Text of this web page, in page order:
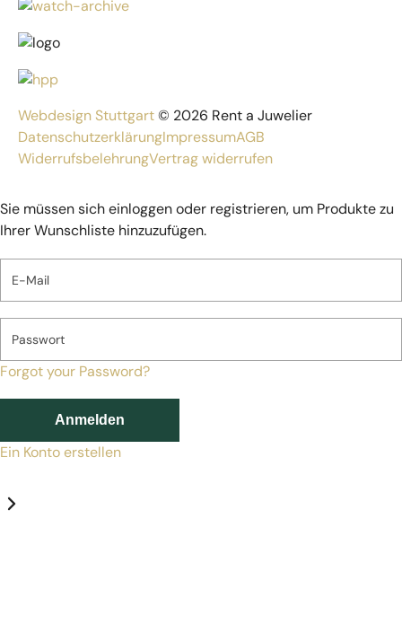
Webdesign Stuttgart© 2026 Rent a Juwelier
DatenschutzerklärungImpressumAGB
WiderrufsbelehrungVertrag widerrufen
Sie müssen sich einloggen oder registrieren, um Produkte zu
Ihrer Wunschliste hinzuzufügen.
E-Mail
Passwort
Forgot your Password?
Anmelden
Ein Konto erstellen